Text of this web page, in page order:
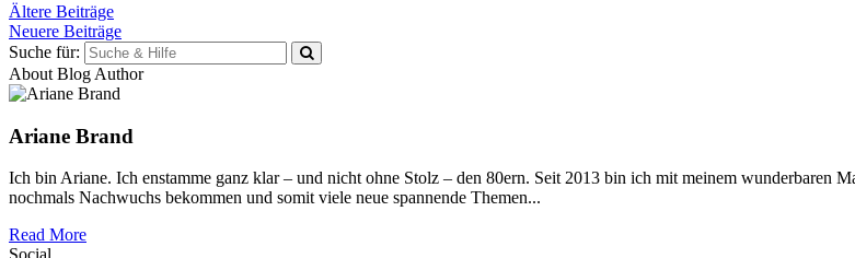
Ältere Beiträge
Neuere Beiträge
Suche für:
About Blog Author
Ariane Brand
Ich bin Ariane. Ich enstamme ganz klar – und nicht ohne Stolz – den 80ern. Seit 2013 bin ich mit meinem wunderbaren
nochmals Nachwuchs bekommen und somit viele neue spannende Themen...
Read More